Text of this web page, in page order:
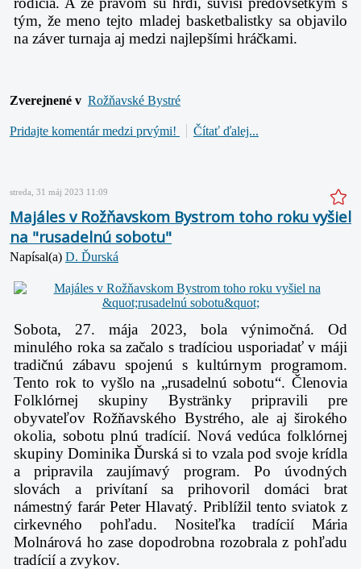
tým, že meno tejto mladej basketbalistky sa objavilo
na záver turnaja aj medzi najlepšími hráčkami.
Zverejnené v Rožňavské Bystré
Pridajte komentár medzi prvými! Čítať ďalej...
streda, 31 máj 2023 11:09
Majáles v Rožňavskom Bystrom toho roku vyšiel
na "rusadelnú sobotu"
Napísal(a) D. Ďurská
Sobota, 27. mája 2023, bola výnimočná. Od
minulého roka sa začalo s tradíciou usporiadať v máji
tradičnú zábavu spojenú s kultúrnym programom.
Tento rok to vyšlo na „rusadelnú sobotu“. Členovia
Folklórnej skupiny Bystränky pripravili pre
obyvateľov Rožňavského Bystrého, ale aj širokého
okolia, sobotu plnú tradícií. Nová vedúca folklórnej
skupiny Dominika Ďurská si to vzala pod svoje krídla
a pripravila zaujímavý program. Po úvodných
slovách a privítaní sa prihovoril domáci brat
námestný farár Peter Hlavatý. Priblížil tento sviatok z
cirkevného pohľadu. Nositeľka tradícií Mária
Molnárová ho zase dopodrobna rozobrala z pohľadu
tradícií a zvykov.